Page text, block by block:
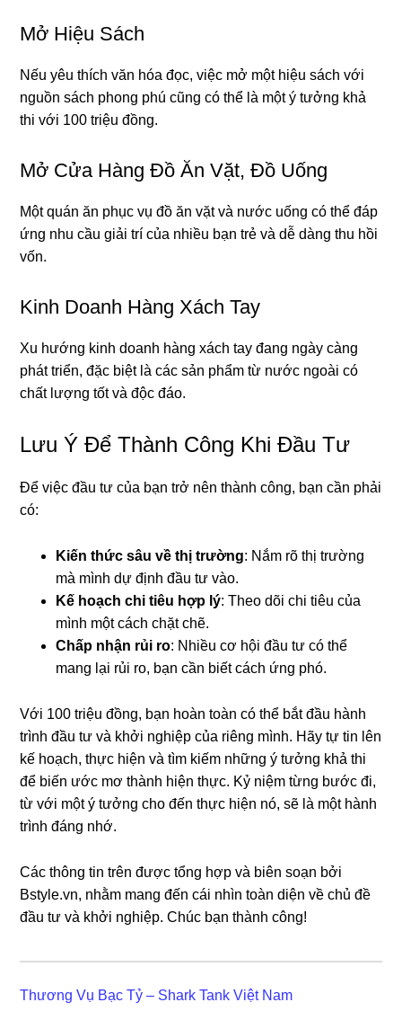
Mở Hiệu Sách
Nếu yêu thích văn hóa đọc, việc mở một hiệu sách với
nguồn sách phong phú cũng có thể là một ý tưởng khả
thi với 100 triệu đồng.
Mở Cửa Hàng Đồ Ăn Vặt, Đồ Uống
Một quán ăn phục vụ đồ ăn vặt và nước uống có thể đáp
ứng nhu cầu giải trí của nhiều bạn trẻ và dễ dàng thu hồi
vốn.
Kinh Doanh Hàng Xách Tay
Xu hướng kinh doanh hàng xách tay đang ngày càng
phát triển, đặc biệt là các sản phẩm từ nước ngoài có
chất lượng tốt và độc đáo.
Lưu Ý Để Thành Công Khi Đầu Tư
Để việc đầu tư của bạn trở nên thành công, bạn cần phải
có:
Kiến thức sâu về thị trường: Nắm rõ thị trường
mà mình dự định đầu tư vào.
Kế hoạch chi tiêu hợp lý: Theo dõi chi tiêu của
mình một cách chặt chẽ.
Chấp nhận rủi ro: Nhiều cơ hội đầu tư có thể
mang lại rủi ro, bạn cần biết cách ứng phó.
Với 100 triệu đồng, bạn hoàn toàn có thể bắt đầu hành
trình đầu tư và khởi nghiệp của riêng mình. Hãy tự tin lên
kế hoạch, thực hiện và tìm kiếm những ý tưởng khả thi
để biến ước mơ thành hiện thực. Kỷ niệm từng bước đi,
từ với một ý tưởng cho đến thực hiện nó, sẽ là một hành
trình đáng nhớ.
Các thông tin trên được tổng hợp và biên soạn bởi
Bstyle.vn, nhằm mang đến cái nhìn toàn diện về chủ đề
đầu tư và khởi nghiệp. Chúc bạn thành công!
Thương Vụ Bạc Tỷ – Shark Tank Việt Nam